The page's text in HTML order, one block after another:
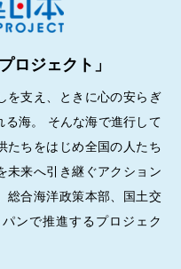
ロジェクト」
を支え、ときに心の安らぎ
海。 そんな海で進行して
たちをはじめ全国の人たち
未来へ引き継ぐアクション
総合海洋政策本部、国土交
ンで推進するプロジェク